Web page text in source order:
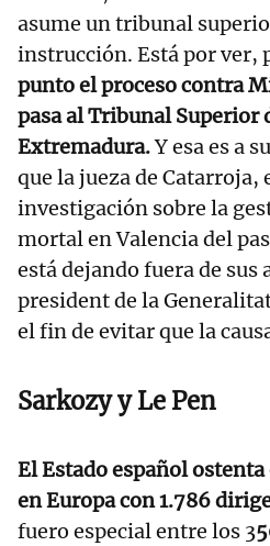
asume un tribunal
instrucción. Está por ver,
punto el proceso contra
pasa al Tribunal Superior
Extremadura.Y esa es a
que la jueza de Catarroja,
investigación sobre la
mortal en Valencia del
está dejando fuera de sus
president de la
el fin de evitar que la
Sarkozy y Le Pen
El Estado español
en Europa con 1.786
fuero especial entre los 3